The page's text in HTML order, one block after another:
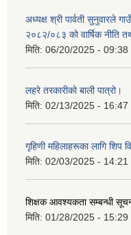
अध्यक्ष श्री पार्वती सुनुवारले
२०८२/०८३ को वार्षिक नीति
मिति: 06/20/2025 - 09:38
लहरे तरकारीको बाली पात्रो।
मिति: 02/13/2025 - 16:47
गृहिणी महिलाहरूका लागि शिप
मिति: 02/03/2025 - 14:21
शिक्षक आवश्यकता सम्बन्धी
मिति: 01/28/2025 - 15:29